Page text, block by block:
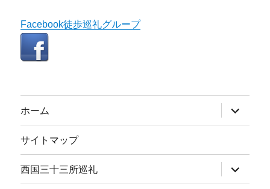
Facebook徒歩巡礼グループ
ホーム
ブ
メ
ー
を
展
開
サイトマップ
西国三十三所巡礼
ブ
メ